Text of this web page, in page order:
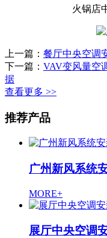
火锅店
上一篇： 餐厅中央空调
下一篇： VAV变风量空
据
查看更多 >>
推荐产品
广州新风系统
MORE+
展厅中央空调